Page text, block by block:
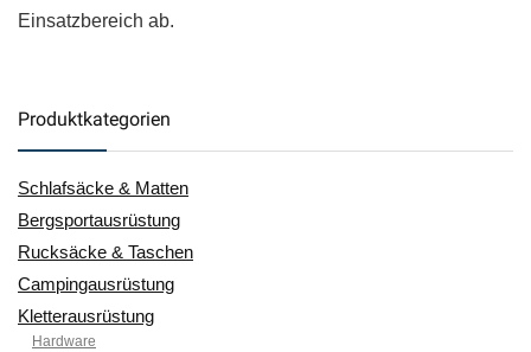
Einsatzbereich ab.
Produktkategorien
Schlafsäcke & Matten
Bergsportausrüstung
Rucksäcke & Taschen
Campingausrüstung
Kletterausrüstung
Hardware